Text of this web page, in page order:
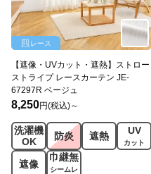
レース
【遮像・UVカット・遮熱】ストロー
ストライプ レースカーテン JE-
67297R ベージュ
8,250円(税込)～
洗濯機
OK
防炎 遮熱 UV
カット
遮像
巾継無
シームレ